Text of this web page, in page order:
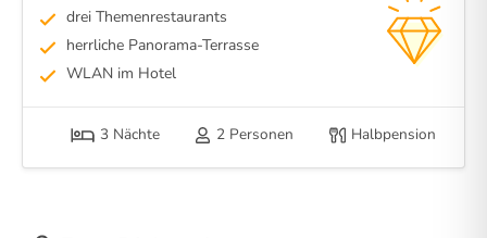
drei Themenrestaurants
herrliche Panorama-Terrasse
WLAN im Hotel
3 Nächte 2 Personen Halbpension